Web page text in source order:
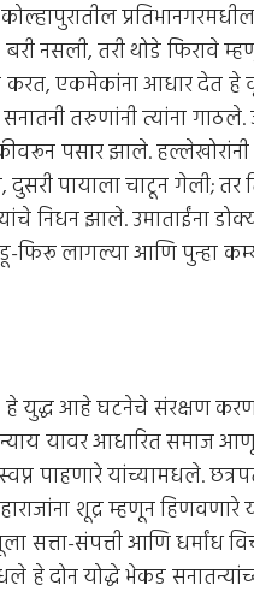
नसली, तरी थोडे फिरावे
करत, एकमेकांना आधार देत हे
तरुणांनी त्यांना गाठले.
पसार झाले. हल्लेखोरांनी
पायाला चाटून गेली; तर
निधन झाले. उमाताईंना
फिरू लागल्या आणि पुन्हा
युद्ध आहे घटनेचे संरक्षण
यावर आधारित समाज आणू
पाहणारे यांच्यामधले.
शूद्र म्हणून
सत्ता-संपत्ती आणि धर्मांध
दोन योद्धे भेकड